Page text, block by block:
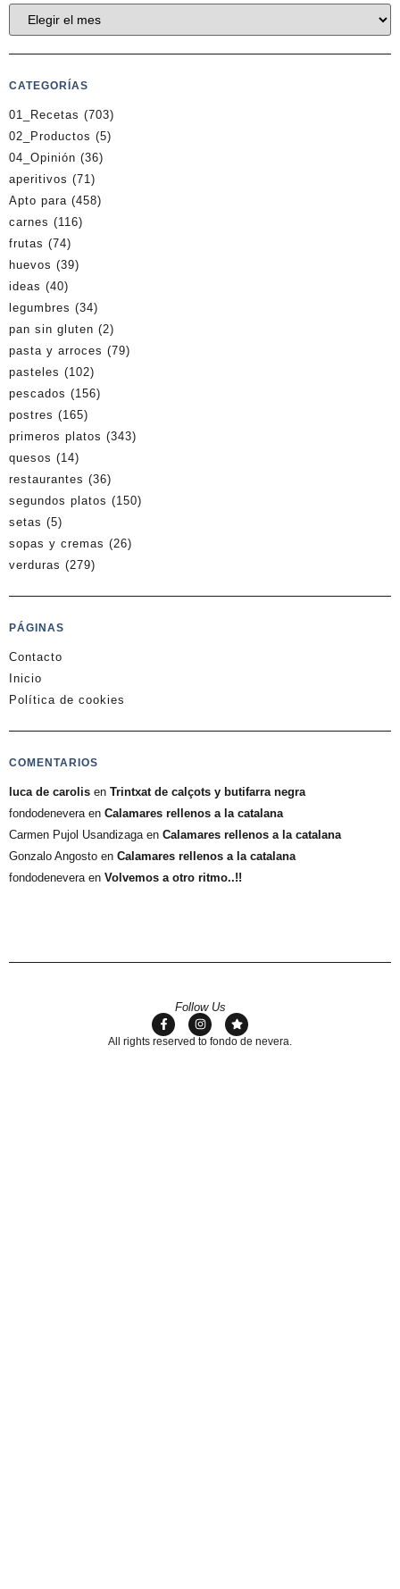
CATEGORÍAS
01_Recetas (703)
02_Productos (5)
04_Opinión (36)
aperitivos (71)
Apto para (458)
carnes (116)
frutas (74)
huevos (39)
ideas (40)
legumbres (34)
pan sin gluten (2)
pasta y arroces (79)
pasteles (102)
pescados (156)
postres (165)
primeros platos (343)
quesos (14)
restaurantes (36)
segundos platos (150)
setas (5)
sopas y cremas (26)
verduras (279)
PÁGINAS
Contacto
Inicio
Política de cookies
COMENTARIOS
luca de carolis en Trintxat de calçots y butifarra negra
fondodenevera en Calamares rellenos a la catalana
Carmen Pujol Usandizaga en Calamares rellenos a la catalana
Gonzalo Angosto en Calamares rellenos a la catalana
fondodenevera en Volvemos a otro ritmo..!!
Follow Us
All rights reserved to fondo de nevera.